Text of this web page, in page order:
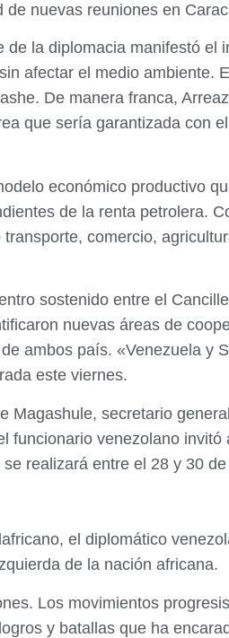
nuevas reuniones en
la diplomacia manifestó el
afectar el medio ambiente.
De manera franca,
que sería garantizada con
económico productivo
de la renta petrolera.
comercio,
sostenido entre el
nuevas áreas de
ambos país. «Venezuela y
este viernes.
Magashule, secretario
venezolano
realizará entre el 28 y 30
el diplomático
de la nación africana.
Los movimientos
y batallas que ha